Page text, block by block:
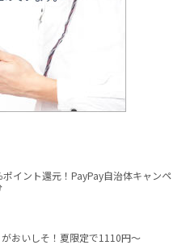
ポイント還元！PayPay自治体キャンペ
がおいしそ！夏限定で1110円～